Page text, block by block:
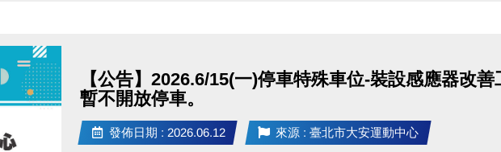
【公告】2026.6/15(一)停車特殊車位-裝設感應器改
暫不開放停車。
發佈日期 : 2026.06.12 來源 : 臺北市大安運動中心